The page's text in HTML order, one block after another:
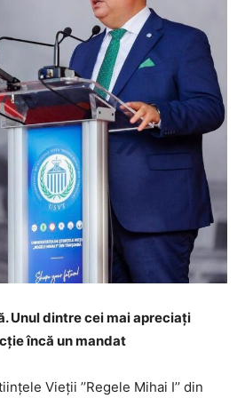
Unul dintre cei mai apreciaţi
încă un mandat
Vieții ’’Regele Mihai I’’ din